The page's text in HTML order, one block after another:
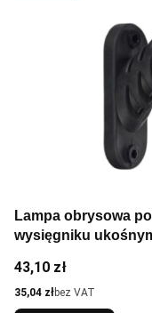
Lampa obrysowa
wysięgniku
Cena
43,10 zł
Cena
35,04 złbez VAT